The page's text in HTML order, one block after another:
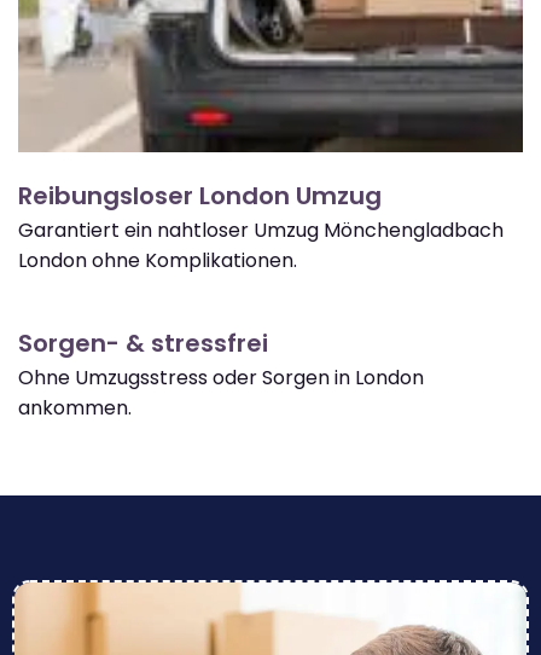
Reibungsloser London Umzug
Garantiert ein nahtloser Umzug Mönchengladbach
London ohne Komplikationen.
Sorgen- & stressfrei
Ohne Umzugsstress oder Sorgen in London
ankommen.